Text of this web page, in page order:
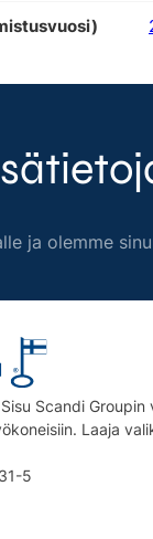
ja olemme
Scandi
Laaja
5
Instagram
us on Linkedin